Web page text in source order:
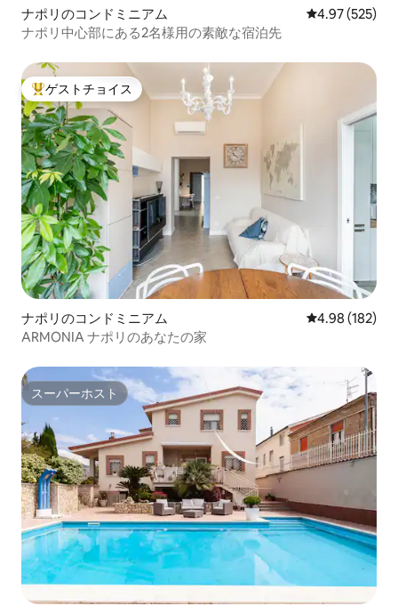
ナポリのコンドミニアム レビュー525
4.97 (525)
ナポリ中心部にある2名様用の素敵な宿泊先
大好評のゲストチョイスです。
ゲストチョイス
ナポリのコンドミニアム レビュー182
4.98 (182)
ARMONIA ナポリのあなたの家
スーパーホスト
スーパーホスト